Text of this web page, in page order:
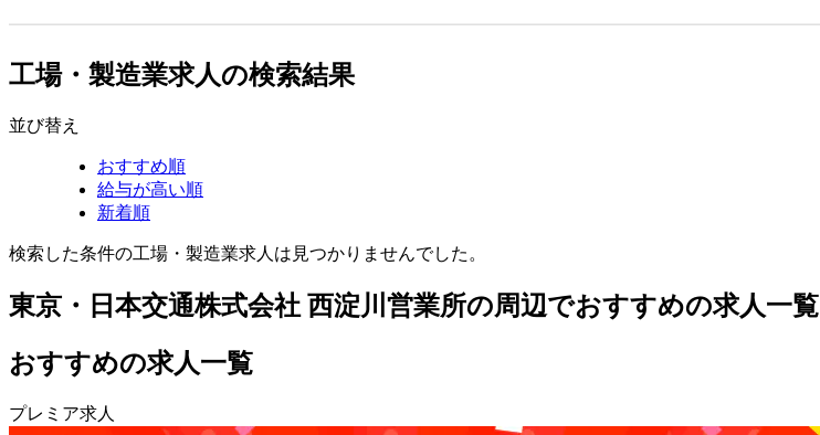
工場・製造業求人の検索結果
並び替え
おすすめ順
給与が高い順
新着順
検索した条件の工場・製造業求人は見つかりませんでした。
東京・日本交通株式会社 西淀川営業所の周辺でおすすめの求人一覧
おすすめの求人一覧
プレミア求人